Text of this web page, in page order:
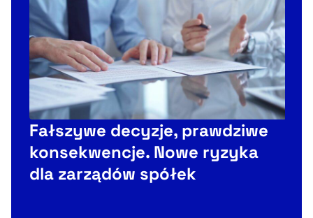
Fałszywe decyzje, prawdziwe
konsekwencje. Nowe ryzyka
dla zarządów spółek